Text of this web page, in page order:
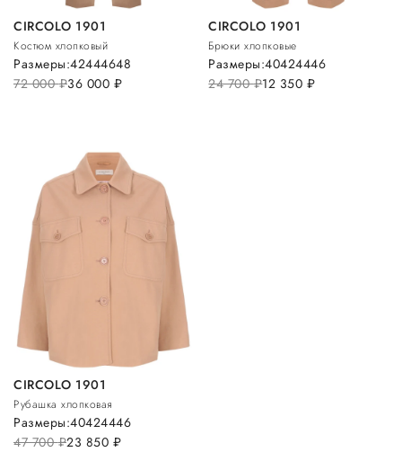
CIRCOLO 1901
Костюм хлопковый
72 000руб.36 000 руб.
Размеры:42444648
CIRCOLO 1901
Брюки хлопковые
24 700руб.12 350 руб.
Размеры:40424446
CIRCOLO 1901
Рубашка хлопковая
47 700руб.23 850 руб.
Размеры:40424446